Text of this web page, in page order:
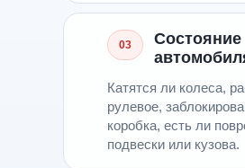
03
Состояние
Катятся ли колеса,
рулевое,
коробка, есть ли
подвески или кузова.